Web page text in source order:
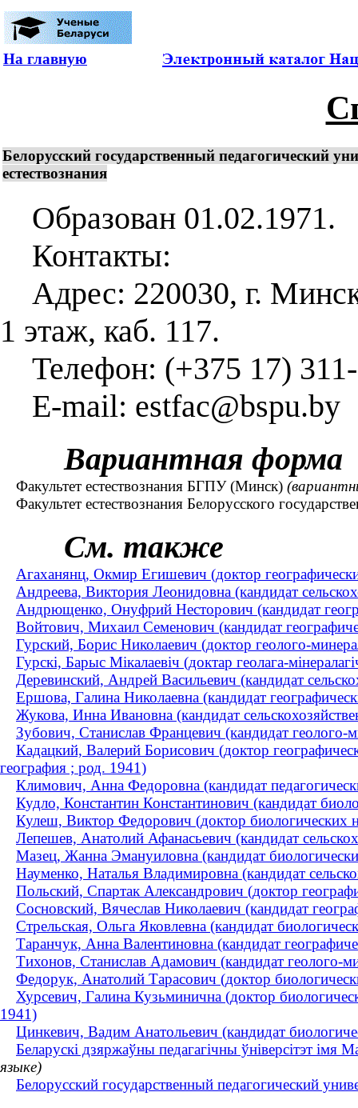
На главную
Белорусский государственный педагогический
естествознания
Образован 01.02.1971.
Контакты:
Адрес: 220030, г.
1 этаж, каб. 117.
Телефон: (+375 17)
E-mail: estfac@bspu.by
Вариантная форма
Факультет естествознания БГПУ (Минск)
Факультет естествознания Белорусского
См. также
Агаханянц, Окмир Егишевич (доктор
Андреева, Виктория Леонидовна (кандидат
Андрющенко, Онуфрий Несторович (кандидат
Войтович, Михаил Семенович (кандидат
Гурский, Борис Николаевич (доктор геолого-
Гурскі, Барыс Мікалаевіч (доктар геолага-
Деревинский, Андрей Васильевич (кандидат
Ершова, Галина Николаевна (кандидат
Жукова, Инна Ивановна (кандидат
Зубович, Станислав Францевич (кандидат
Кадацкий, Валерий Борисович (доктор
география ; род. 1941)
Климович, Анна Федоровна (кандидат
Кудло, Константин Константинович (кандидат
Кулеш, Виктор Федорович (доктор биологических
Лепешев, Анатолий Афанасьевич (кандидат
Мазец, Жанна Эмануиловна (кандидат
Науменко, Наталья Владимировна (кандидат
Польский, Спартак Александрович (доктор
Сосновский, Вячеслав Николаевич (кандидат
Стрельская, Ольга Яковлевна (кандидат
Таранчук, Анна Валентиновна (кандидат
Тихонов, Станислав Адамович (кандидат геолого-
Федорук, Анатолий Тарасович (доктор
Хурсевич, Галина Кузьминична (доктор
1941)
Цинкевич, Вадим Анатольевич (кандидат
Беларускі дзяржаўны педагагічны ўніверсітэт імя
языке)
Белорусский государственный педагогический